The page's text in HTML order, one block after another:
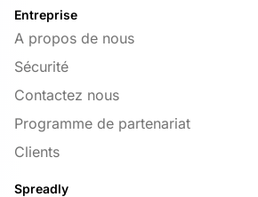
Entreprise
A propos de nous
Sécurité
Contactez nous
Programme de partenariat
Clients
Spreadly